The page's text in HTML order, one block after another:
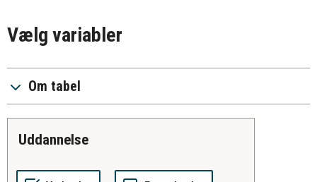
Vælg variabler
Om tabel
uddannelse